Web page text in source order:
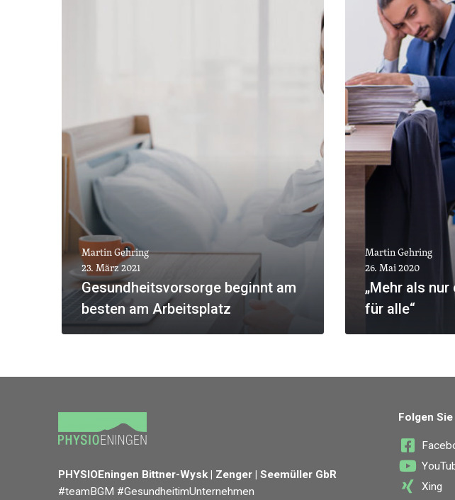
MEHR ANZEIGEN
Martin Gehring
23. März 2021
Gesundheitsvorsorge beginnt am
besten am Arbeitsplatz
MEHR ANZEIGEN
Martin Gehring
26. Mai 2020
„Mehr als
für alle“
MEHR ANZEIGEN
PHYSIOEningen Bittner-Wysk | Zenger | Seemüller GbR
#teamBGM #GesundheitimUnternehmen
Folgen
Xing